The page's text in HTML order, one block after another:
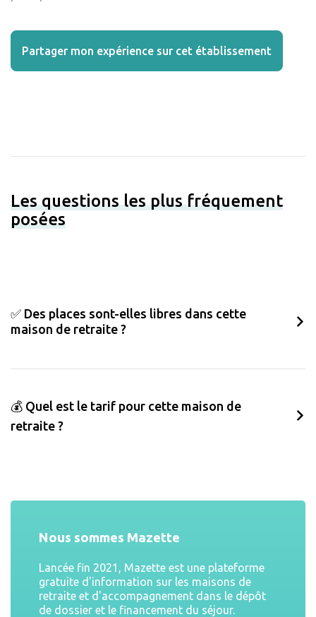
Partager mon expérience sur cet établissement
Les questions les plus fréquement
posées
✅ Des places sont-elles libres dans cette
maison de retraite ?
💰 Quel est le tarif pour cette maison de
retraite ?
Nous sommes Mazette
Lancée fin 2021, Mazette est une plateforme
gratuite d'information sur les maisons de
retraite et d'accompagnement dans le dépôt
de dossier et le financement du séjour.